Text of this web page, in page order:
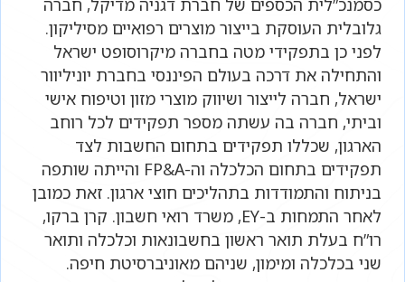
גלובלית העוסקת בייצור מוצרים רפואיים מסיליקון.
לפני כן בתפקידי מטה בחברה מיקרוסופט ישראל
והתחילה את דרכה בעולם הפיננסי בחברת יוניליוור
ישראל, חברה לייצור ושיווק מוצרי מזון וטיפוח אישי
וביתי, חברה בה עשתה מספר תפקידים לכל רוחב
הארגון, שכללו תפקידים בתחום החשבות לצד
תפקידים בתחום הכלכלה וה-FP&A והייתה שותפה
בניתוח והתמודדות בתהליכים חוצי ארגון. זאת כמובן
לאחר התמחות ב-EY, משרד רואי חשבון. קרן ברקו,
רו”ח בעלת תואר ראשון בחשבונאות וכלכלה ותואר
שני בכלכלה ומימון, שניהם מאוניברסיטת חיפה.